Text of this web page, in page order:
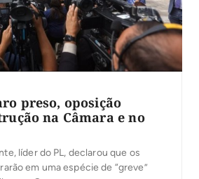
preso, oposição
na Câmara e no
líder do PL, declarou que os
em uma espécie de “greve”